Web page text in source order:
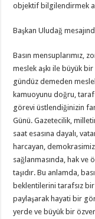
objektif bilgilendirmek
Başkan Uludağ
Basın mensuplarımız,
meslek aşkı ile büyük
gündüz demeden
kamuoyunu doğru,
görevi üstlendiğinizin
Günü. Gazetecilik,
saat esasına dayalı,
harcayan,
sağlanmasında, hak ve
taşıdır. Bu anlamda,
beklentilerini tarafsız
paylaşarak hayati bir
yerde ve büyük bir